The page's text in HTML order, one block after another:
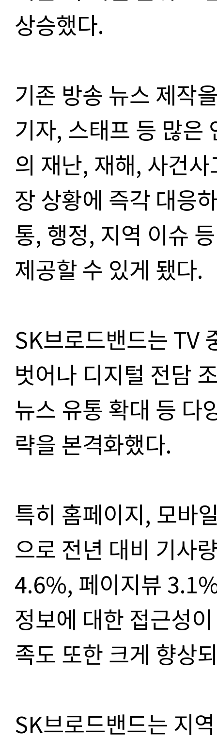
상승했다.
기존 방송 뉴스 제작
기자, 스태프 등 많은
의 재난, 재해, 사건
장 상황에 즉각 대응
통, 행정, 지역 이슈
제공할 수 있게 됐다.
SK브로드밴드는 TV
벗어나 디지털 전담
뉴스 유통 확대 등 다
략을 본격화했다.
특히 홈페이지, 모바
으로 전년 대비 기사
4.6%, 페이지뷰
정보에 대한 접근성
족도 또한 크게 향상
SK브로드밴드는 지